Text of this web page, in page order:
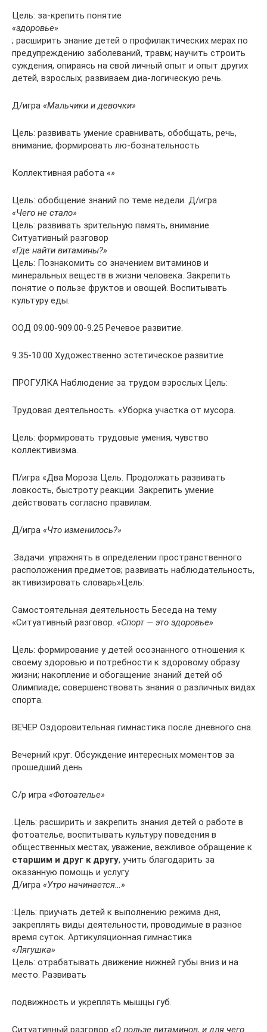
Цель: за-крепить понятие
«здоровье»
; расширить знание детей о профилактических мерах по
предупреждению заболеваний, травм; научить строить
суждения, опираясь на свой личный опыт и опыт других
детей, взрослых; развиваем диа-логическую речь.
Д/игра «Мальчики и девочки»
Цель: развивать умение сравнивать, обобщать, речь,
внимание; формировать лю-бознательность
Коллективная работа «»
Цель: обобщение знаний по теме недели. Д/игра
«Чего не стало»
Цель: развивать зрительную память, внимание.
Ситуативный разговор
«Где найти витамины?»
Цель: Познакомить со значением витаминов и
минеральных веществ в жизни человека. Закрепить
понятие о пользе фруктов и овощей. Воспитывать
культуру еды.
ООД 09.00-909.00-9.25 Речевое развитие.
9.35-10.00 Художественно эстетическое развитие
ПРОГУЛКА Наблюдение за трудом взрослых Цель:
Трудовая деятельность. «Уборка участка от мусора.
Цель: формировать трудовые умения, чувство
коллективизма.
П/игра «Два Мороза Цель. Продолжать развивать
ловкость, быстроту реакции. Закрепить умение
действовать согласно правилам.
Д/игра «Что изменилось?»
.Задачи: упражнять в определении пространственного
расположения предметов; развивать наблюдательность,
активизировать словарь»Цель:
Самостоятельная деятельность Беседа на тему
«Ситуативный разговор. «Спорт — это здоровье»
Цель: формирование у детей осознанного отношения к
своему здоровью и потребности к здоровому образу
жизни; накопление и обогащение знаний детей об
Олимпиаде; совершенствовать знания о различных видах
спорта.
ВЕЧЕР Оздоровительная гимнастика после дневного сна.
Вечерний круг. Обсуждение интересных моментов за
прошедший день
С/р игра «Фотоателье»
.Цель: расширить и закрепить знания детей о работе в
фотоателье, воспитывать культуру поведения в
общественных местах, уважение, вежливое обращение к
старшим и друг к другу, учить благодарить за
оказанную помощь и услугу.
Д/игра «Утро начинается…»
:Цель: приучать детей к выполнению режима дня,
закреплять виды деятельности, проводимые в разное
время суток. Артикуляционная гимнастика
«Лягушка»
Цель: отрабатывать движение нижней губы вниз и на
место. Развивать
подвижность и укреплять мышцы губ.
Ситуативный разговор «О пользе витаминов, и для чего